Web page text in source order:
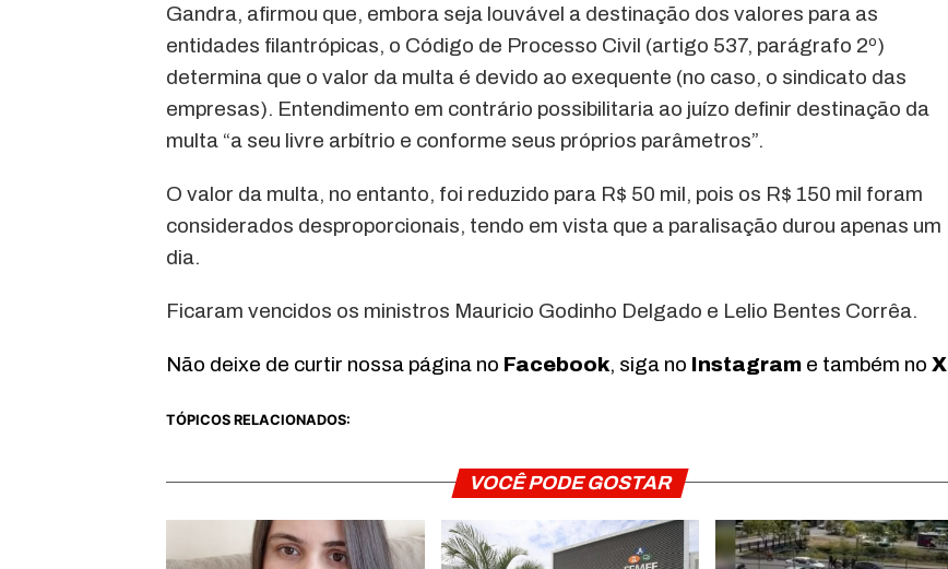
Gandra, afirmou que, embora seja louvável a destinação dos valores para as
entidades filantrópicas, o Código de Processo Civil (artigo 537, parágrafo 2º)
determina que o valor da multa é devido ao exequente (no caso, o sindicato das
empresas). Entendimento em contrário possibilitaria ao juízo definir destinação da
multa “a seu livre arbítrio e conforme seus próprios parâmetros”.
O valor da multa, no entanto, foi reduzido para R$ 50 mil, pois os R$ 150 mil foram
considerados desproporcionais, tendo em vista que a paralisação durou apenas um
dia.
Ficaram vencidos os ministros Mauricio Godinho Delgado e Lelio Bentes Corrêa.
Não deixe de curtir nossa página no Facebook, siga no Instagram e também no X
TÓPICOS RELACIONADOS:
VOCÊ PODE GOSTAR